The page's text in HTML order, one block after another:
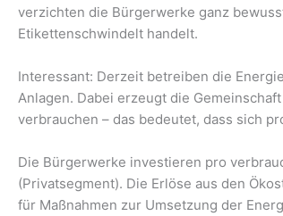
verzichten die Bürgerwerke ganz
Etikettenschwindelt handelt.
Interessant: Derzeit betreiben die
Anlagen. Dabei erzeugt die
verbrauchen – das bedeutet, dass sich
Die Bürgerwerke investieren pro
(Privatsegment). Die Erlöse aus den
für Maßnahmen zur Umsetzung der